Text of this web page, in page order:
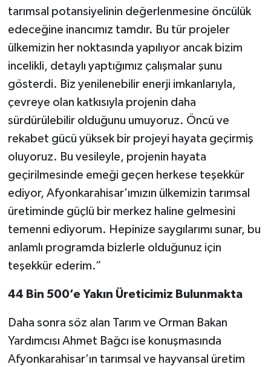
tarımsal potansiyelinin değerlenmesine öncülük
edeceğine inancımız tamdır. Bu tür projeler
ülkemizin her noktasında yapılıyor ancak bizim
incelikli, detaylı yaptığımız çalışmalar şunu
gösterdi. Biz yenilenebilir enerji imkanlarıyla,
çevreye olan katkısıyla projenin daha
sürdürülebilir olduğunu umuyoruz. Öncü ve
rekabet gücü yüksek bir projeyi hayata geçirmiş
oluyoruz. Bu vesileyle, projenin hayata
geçirilmesinde emeği geçen herkese teşekkür
ediyor, Afyonkarahisar’ımızın ülkemizin tarımsal
üretiminde güçlü bir merkez haline gelmesini
temenni ediyorum. Hepinize saygılarımı sunar, bu
anlamlı programda bizlerle olduğunuz için
teşekkür ederim.”
44 Bin 500’e Yakın Üreticimiz Bulunmakta
Daha sonra söz alan Tarım ve Orman Bakan
Yardımcısı Ahmet Bağcı ise konuşmasında
Afyonkarahisar’ın tarımsal ve hayvansal üretim